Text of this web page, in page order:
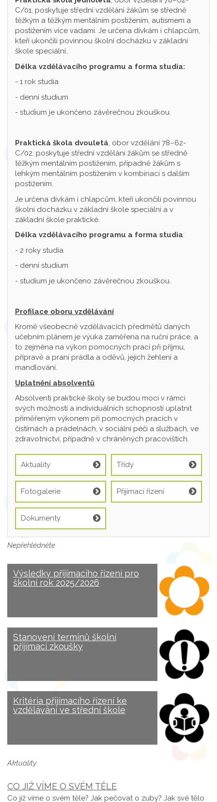
C/01, poskytuje střední vzdělání žákům se středně
těžkým a těžkým mentálním postižením, autismem a
postižením více vadami. Je určena dívkám i chlapcům,
kteří ukončili povinnou školní docházku v základní
škole speciální.
Délka vzdělávacího programu a forma studia:
- 1 rok studia
- denní studium
- studium je ukončeno závěrečnou zkouškou.
Praktická škola dvouletá, obor vzdělání 78–62-
C/02, poskytuje střední vzdělání žákům se středně
těžkým mentálním postižením, případně žákům s
lehkým mentálním postižením v kombinaci s dalším
postižením.
Je určena dívkám i chlapcům, kteří ukončili povinnou
školní docházku v základní škole speciální a v
základní škole praktické.
Délka vzdělávacího programu a forma studia:
- 2 roky studia
- denní studium
- studium je ukončeno závěrečnou zkouškou.
Profilace oboru vzdělávání
Kromě všeobecně vzdělávacích předmětů daných
učebním plánem je výuka zaměřena na ruční práce, a
to zejména na výkon pomocných prací při příjmu,
přípravě a praní prádla a oděvů, jejich žehlení a
mandlování.
Uplatnění absolventů
Absolventi praktické školy se budou moci v rámci
svých možností a individuálních schopností uplatnit
přiměřeným výkonem při pomocných pracích v
čistírnách a prádelnách, v sociální péči a službách, ve
zdravotnictví, případně v chráněných pracovištích.
Aktuality Třídy
Fotogalerie Přijímací řízení
Dokumenty
Nepřehlédněte
Výsledky přijímacího řízení pro
školní rok 2025/2026
Stanovení termínů školní
přijímací zkoušky
Kritéria přijímacího řízení ke
vzdělávání ve střední škole
Aktuality
CO JIŽ VÍME O SVÉM TĚLE
Co již víme o svém těle? Jak pečovat o zuby? Jak své tělo